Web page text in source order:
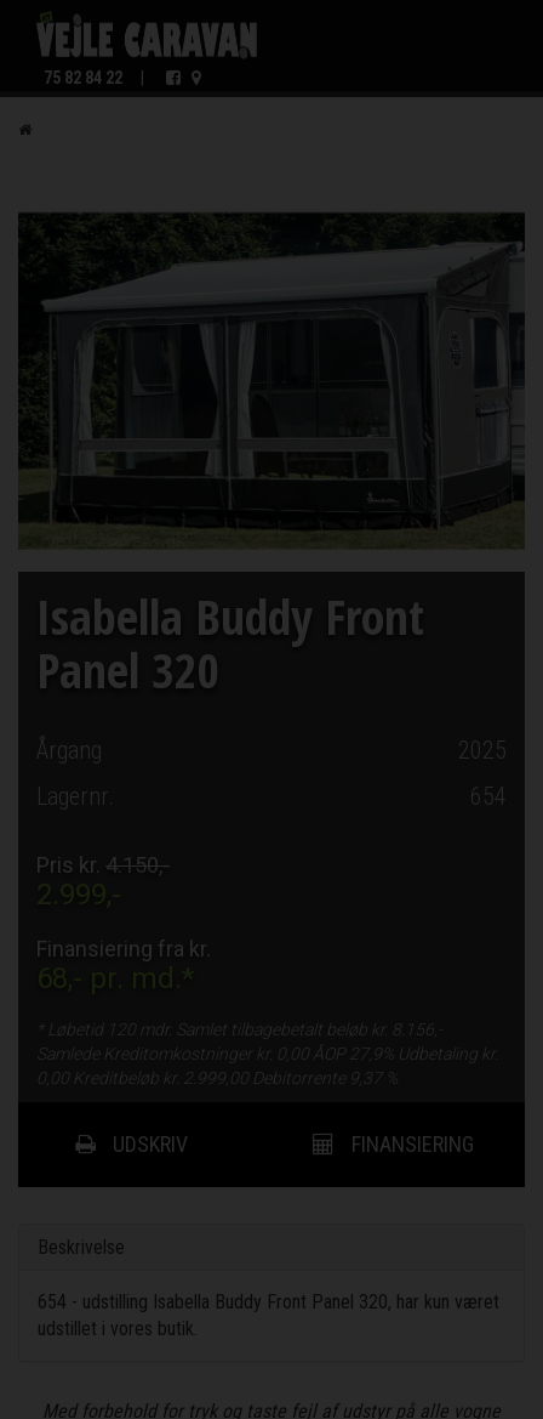
75 82 84 22
Isabella Buddy Front
Panel 320
Årgang
2025
Lagernr.
654
Pris kr. 4.150,-
2.999,-
Finansiering fra kr.
68,- pr. md.*
* Løbetid 120 mdr. Samlet tilbagebetalt beløb kr.
8.156,-
Samlede Kreditomkostninger kr.
0,00 ÅOP 27,9%
Udbetaling kr.
0,00 Kreditbeløb kr. 2.999,00 Debitorrente 9,37 %
UDSKRIV FINANSIERING
Beskrivelse
654 - udstilling Isabella Buddy Front Panel 320, har kun været
udstillet i vores butik.
Med forbehold for tryk og taste fejl af udstyr på alle vogne